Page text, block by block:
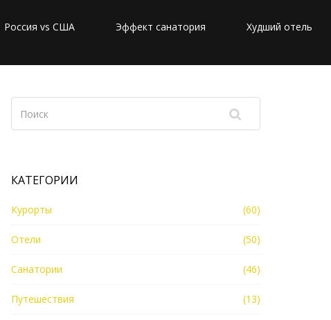
Россия vs США Эффект санатория Худший отель
КАТЕГОРИИ
Курорты (60)
Отели (50)
Санатории (46)
Путешествия (13)